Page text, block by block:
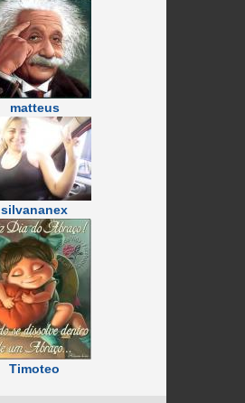
matteus
silvananex
Timoteo